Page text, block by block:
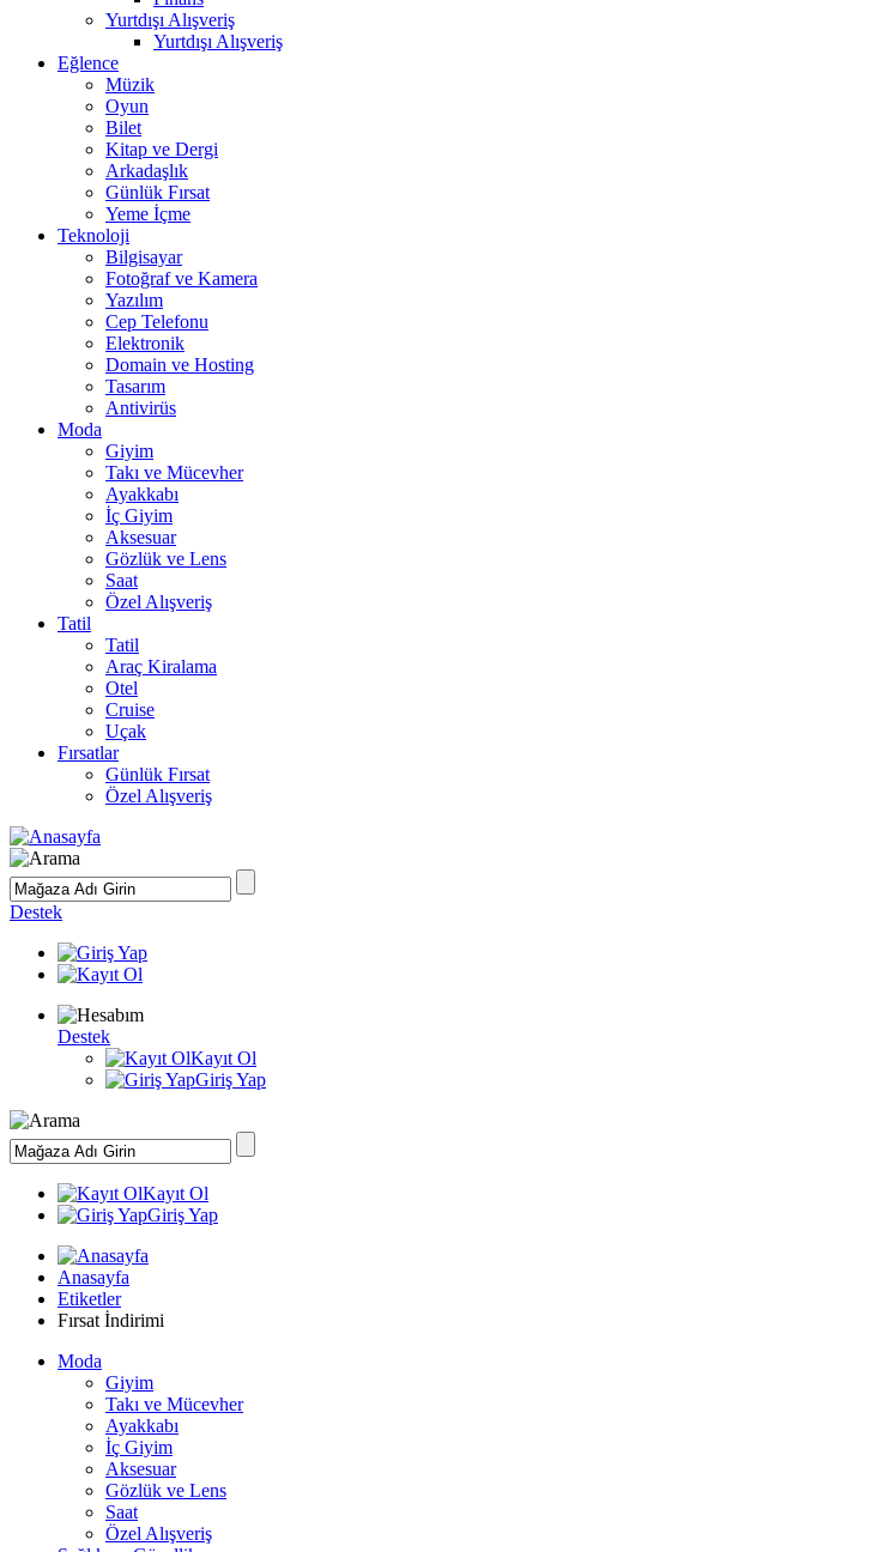
Yurtdışı Alışveriş
Yurtdışı Alışveriş
Eğlence
Müzik
Oyun
Bilet
Kitap ve Dergi
Arkadaşlık
Günlük Fırsat
Yeme İçme
Teknoloji
Bilgisayar
Fotoğraf ve Kamera
Yazılım
Cep Telefonu
Elektronik
Domain ve Hosting
Tasarım
Antivirüs
Moda
Giyim
Takı ve Mücevher
Ayakkabı
İç Giyim
Aksesuar
Gözlük ve Lens
Saat
Özel Alışveriş
Tatil
Tatil
Araç Kiralama
Otel
Cruise
Uçak
Fırsatlar
Günlük Fırsat
Özel Alışveriş
Destek
Destek
Kayıt Ol
Giriş Yap
Kayıt Ol
Giriş Yap
Anasayfa
Etiketler
Fırsat İndirimi
Moda
Giyim
Takı ve Mücevher
Ayakkabı
İç Giyim
Aksesuar
Gözlük ve Lens
Saat
Özel Alışveriş